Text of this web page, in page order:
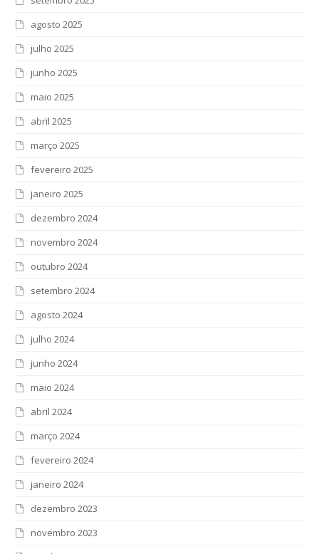
agosto 2025
julho 2025
junho 2025
maio 2025
abril 2025
março 2025
fevereiro 2025
janeiro 2025
dezembro 2024
novembro 2024
outubro 2024
setembro 2024
agosto 2024
julho 2024
junho 2024
maio 2024
abril 2024
março 2024
fevereiro 2024
janeiro 2024
dezembro 2023
novembro 2023